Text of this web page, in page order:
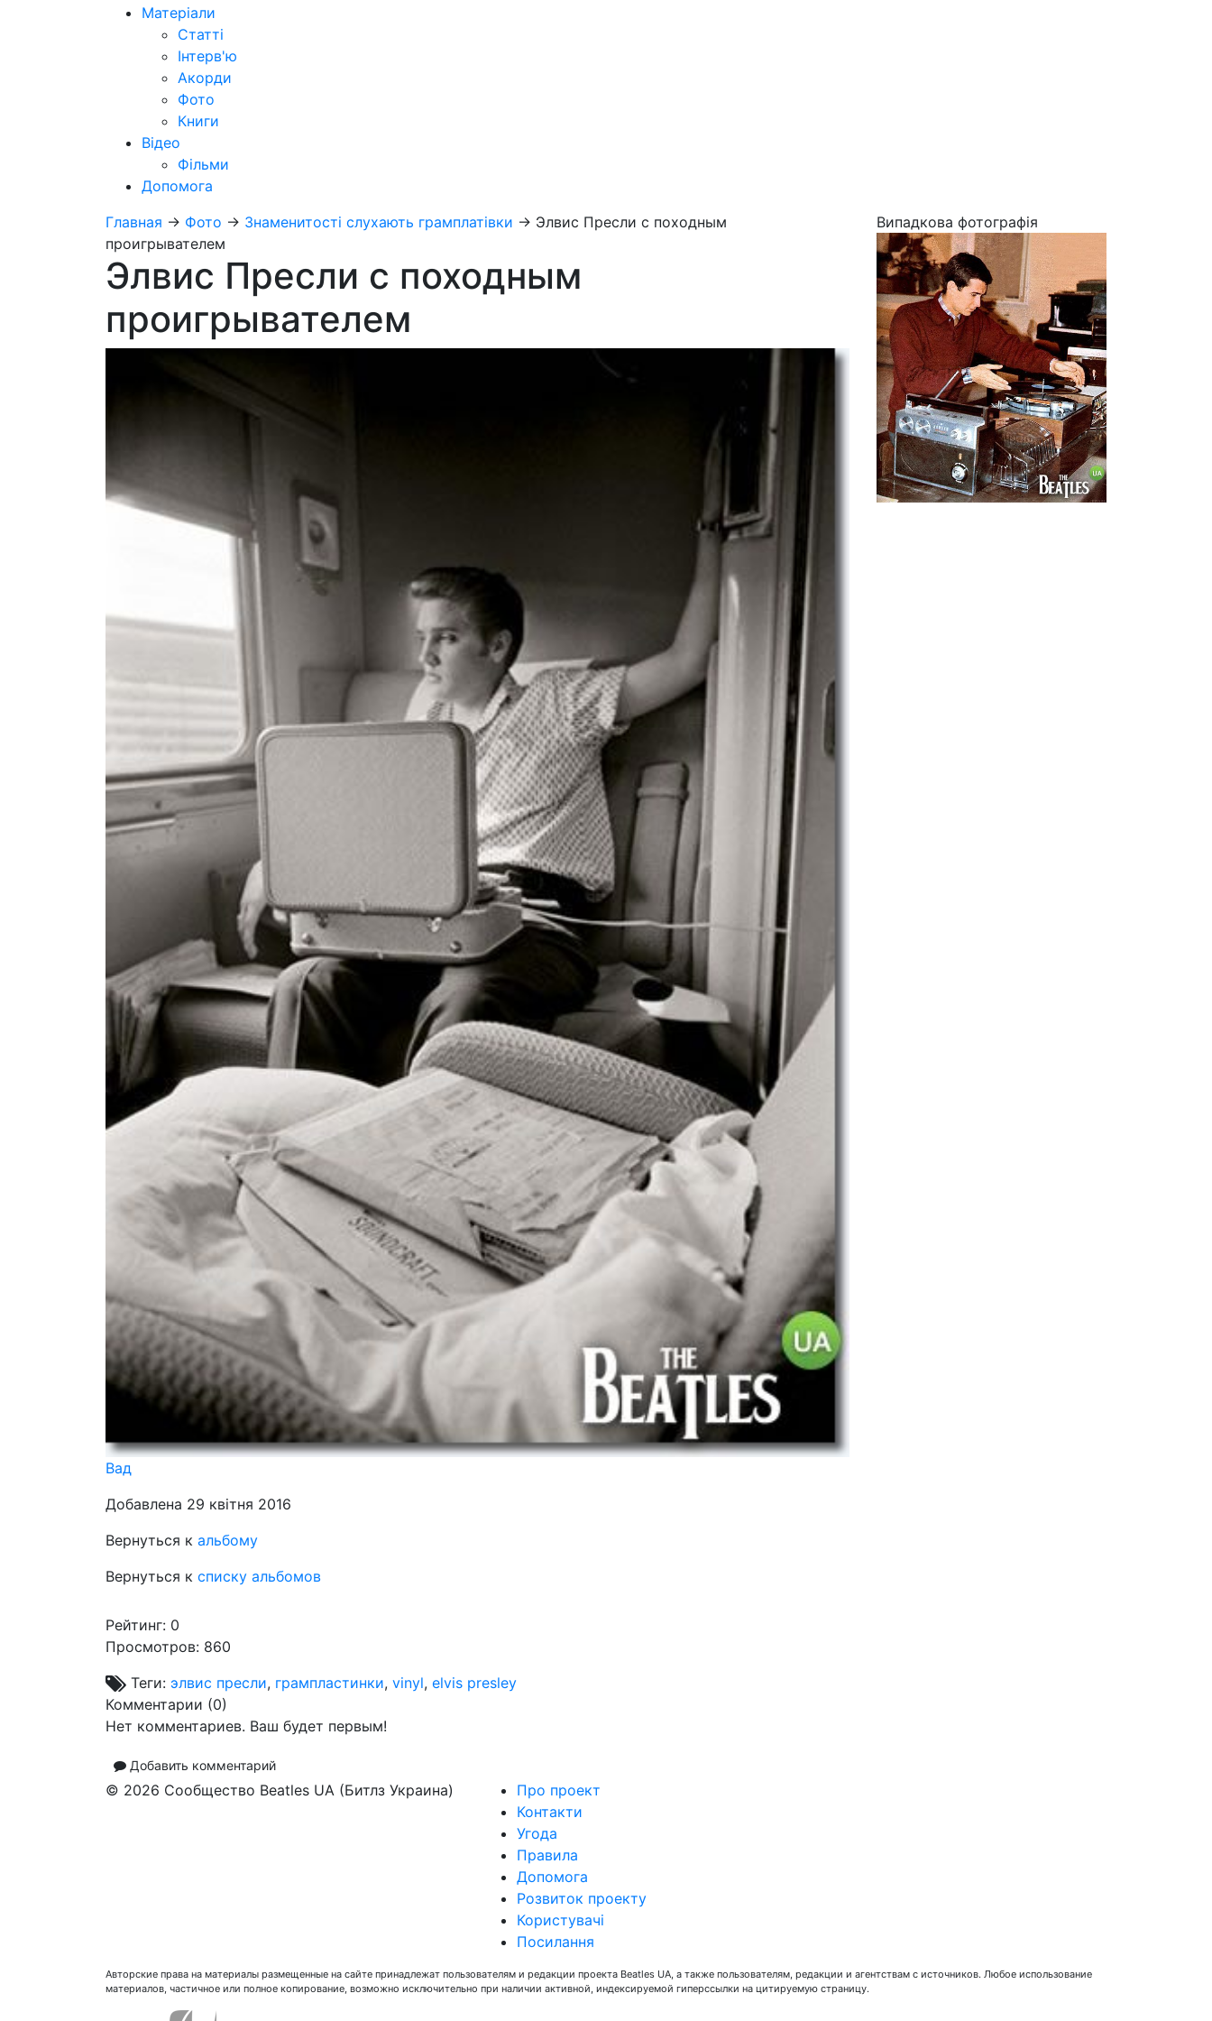
Матеріали
Статті
Інтерв'ю
Акорди
Фото
Книги
Відео
Фільми
Допомога
Главная → Фото → Знаменитості слухають грамплатівки → Элвис Пресли с походным
проигрывателем
Элвис Пресли с походным
проигрывателем
Вад
Добавлена 29 квітня 2016
Вернуться к альбому
Вернуться к списку альбомов
Рейтинг: 0
Просмотров: 860
Теги: элвис пресли, грампластинки, vinyl, elvis presley
Комментарии (0)
Нет комментариев. Ваш будет первым!
Добавить комментарий
Випадкова фотографія
© 2026 Сообщество Beatles UA (Битлз Украина)
Про проект
Контакти
Угода
Правила
Допомога
Розвиток проекту
Користувачі
Посилання
Авторские права на материалы размещенные на сайте принадлежат пользователям и редакции проекта Beatles UA, а также пользователям, редакции и агентствам с источников. Любое использование
материалов, частичное или полное копирование, возможно исключительно при наличии активной, индексируемой гиперссылки на цитируемую страницу.